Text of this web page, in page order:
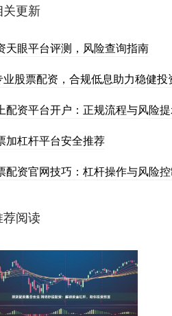
关更新
天眼平台评测，风险查询指南
业股票配资，合规低息助力稳健投
配资平台开户：正规流程与风险
加杠杆平台安全推荐
配资官网技巧：杠杆操作与风险
荐阅读